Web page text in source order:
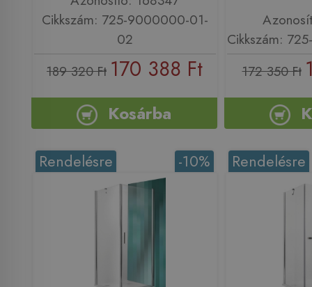
Cikkszám: 725-9000000-01-
02
189 320 Ft 170 388 Ft
Kosárba
Cikkszám:
172 350 Ft
-10%
Rendelésre Rendelésre